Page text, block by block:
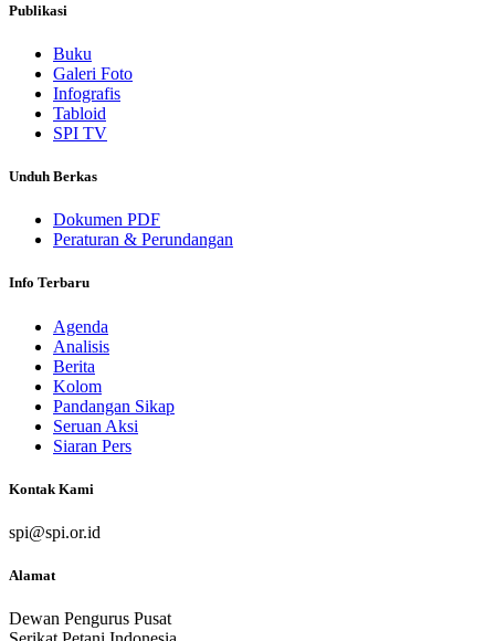
Publikasi
Buku
Galeri Foto
Infografis
Tabloid
SPI TV
Unduh Berkas
Dokumen PDF
Peraturan & Perundangan
Info Terbaru
Agenda
Analisis
Berita
Kolom
Pandangan Sikap
Seruan Aksi
Siaran Pers
Kontak Kami
spi@spi.or.id
Alamat
Dewan Pengurus Pusat